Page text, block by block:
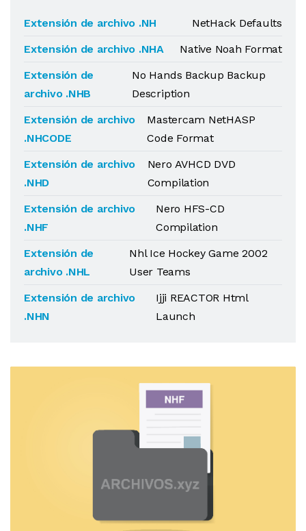
Extensión de archivo .NH
NetHack Defaults
Extensión de archivo .NHA
Native Noah Format
Extensión de
archivo .NHB
No Hands Backup Backup
Description
Extensión de archivo
.NHCODE
Mastercam NetHASP
Code Format
Extensión de archivo
.NHD
Nero AVHCD DVD
Compilation
Extensión de archivo
.NHF
Nero HFS-CD
Compilation
Extensión de
archivo .NHL
Nhl Ice Hockey Game 2002
User Teams
Extensión de archivo
.NHN
Ijji REACTOR Html
Launch